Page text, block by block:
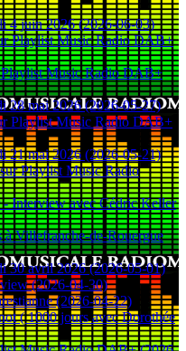
4 juin 2026 (2026-06-03)
Playlist Music Radio DAB+
Music Radio DAB+
28 mai 2026 (2026-05-27)
Playlist Music Radio DAB+
21 mai 2026 (2026-05-21)
Playlist Music Radio
- Interview avec Cédric Keller
à Villefranche-de-Rouergue
30 avril 2026 (2026-05-01)
(2026-04-30)
(2026-04-22)
( 1000 jours avec Dorothée